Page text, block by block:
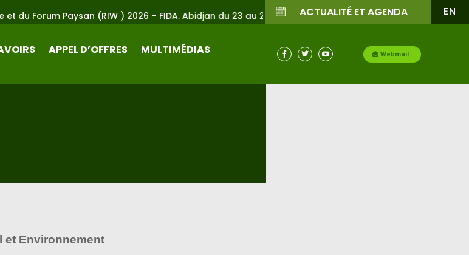
(RIW ) 2026 – FIDA. Abidjan du 23 au 25 Juin 2026 ACTUALITÉ ET AGENDA EN
APPEL D’OFFRES
MULTIMÉDIAS
   Webmail
et Environnement